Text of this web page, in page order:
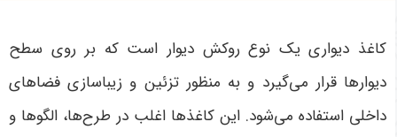
کاغذ دیواری یک نوع روکش دیوار است که بر روی سطح
دیوارها قرار می‌گیرد و به منظور تزئین و زیباسازی فضاهای
داخلی استفاده می‌شود. این کاغذها اغلب در طرح‌ها، الگوها و